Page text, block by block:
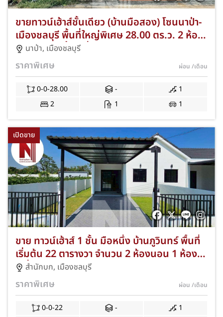
ขายทาวน์เฮ้าส์ชั้นเดียว (บ้านมือสอง) โซนนาป่า-
เมืองชลบุรี พื้นที่ใหญ่พิเศษ 28.00 ตร.ว. 2 ห้อง
นอน 1 ห้องน้ำ 1 ที่จอดรถ ทำเลดีใกล้โรบินสัน
ไลฟ์สไตล์และนิคมอมตะ เฟส 1-4 เพียง 5-10
นาที แถมฟรีแอร์และปั๊มน้ำ พร้อมโปรโมชั่นฟรีค่า
ธรรมเนียมการโอนและจดจำนอง JS-376
นาป่า, เมืองชลบุรี
ราคาพิเศษ ผ่อน /เดือน
0-0-28.00 -
1
2
1 1
เปิดขาย
ขาย ทาวน์เฮ้าส์ 1 ชั้น มือหนึ่ง บ้านภูวินทร์ พื้นที่
เริ่มต้น 22 ตารางวา จำนวน 2 ห้องนอน 1 ห้องน้ำ
1 ที่จอดรถ ทำเลสำนักบก-เมืองชลบุรี ใกล้อมตะ!
ฟรีค่าโอนฯ พร้อมแอร์ เคาน์เตอร์ครัว และ
หลังคาโรงรถ! JS-328
สำนักบก, เมืองชลบุรี
ราคาพิเศษ ผ่อน /เดือน
0-0-22 -
1